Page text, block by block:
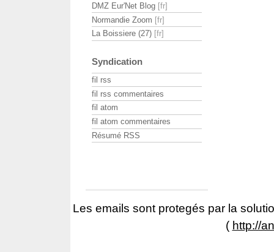
DMZ Eur'Net Blog
Normandie Zoom
La Boissiere (27)
Syndication
fil rss
fil rss commentaires
fil atom
fil atom commentaires
Résumé RSS
Les emails sont protegés par la
( http://